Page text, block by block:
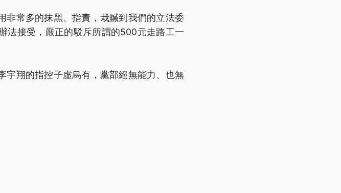
非常多的抹黑、指責，栽贓到我們的立法委
法接受，嚴正的駁斥所謂的500元走路工一
宇翔的指控子虛烏有，黨部絕無能力、也無